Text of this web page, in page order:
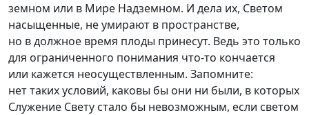
земном или в Мире Надземном. И дела их, Светом
насыщенные, не умирают в пространстве,
но в должное время плоды принесут. Ведь это только
для ограниченного понимания что-то кончается
или кажется неосуществленным. Запомните:
нет таких условий, каковы бы они ни были, в которых
Служение Свету стало бы невозможным, если светом